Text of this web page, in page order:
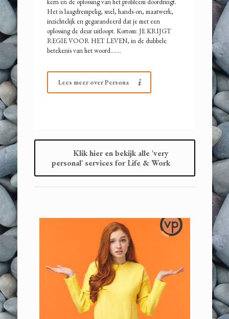
kern en de oplossing van het probleem doordringt.
Het is laagdrempelig, snel, hands-on, maatwerk,
inzichtelijk en gegarandeerd dat je met een
oplossing de deur uitloopt. Kortom: JE KRIJGT
REGIE VOOR HET LEVEN, in de dubbele
betekenis van het woord…….
Lees meer over Persona
Klik hier en bekijk alle 'very
personal' services for Life & Work